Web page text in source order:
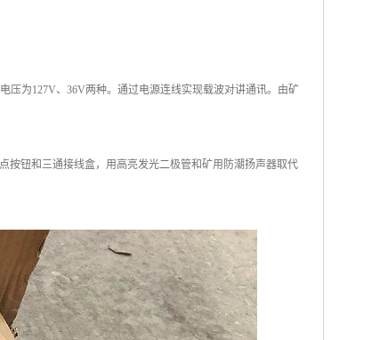
压为127V、36V两种。通过电源连线实现载波对讲通讯。由矿
按钮和三通接线盒，用高亮发光二极管和矿用防潮扬声器取代